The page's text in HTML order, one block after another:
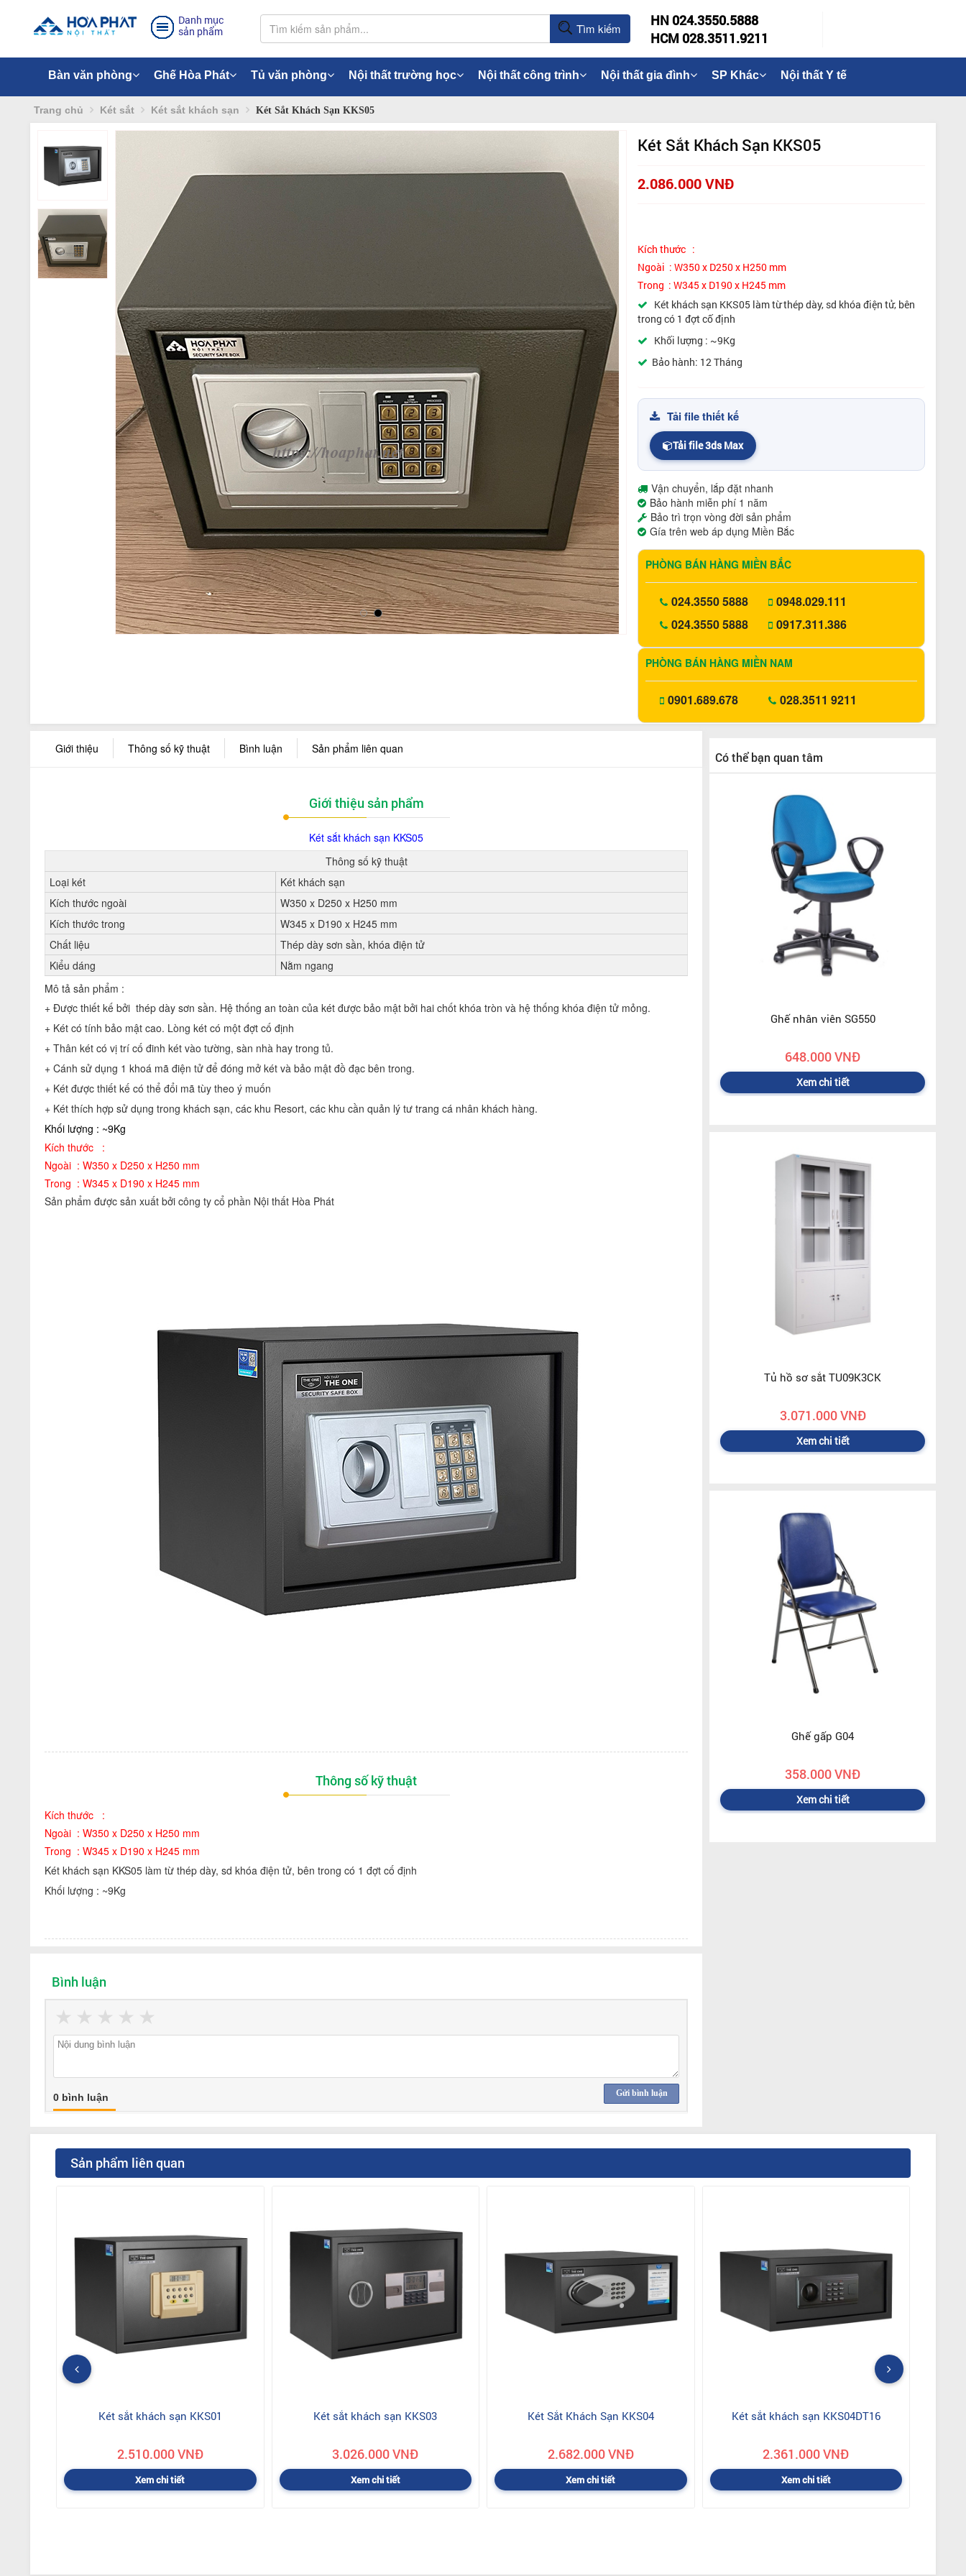
Danh mục
sản phẩm
Tìm kiếm
HN 024.3550.5888
HCM 028.3511.9211
Bàn văn phòng Ghế Hòa Phát Tủ văn phòng Nội thất trường học Nội thất công trình Nội thất gia đình SP Khác Nội thất Y tế
Trang chủ Két sắt Két sắt khách sạn Két Sắt Khách Sạn KKS05
Két Sắt Khách Sạn KKS05
2.086.000 VNĐ
Kích thước :
Ngoài : W350 x D250 x H250 mm
Trong : W345 x D190 x H245 mm
Két khách sạn KKS05 làm từ thép dày, sd khóa điện tử, bên
trong có 1 đợt cố định
Khối lượng : ~9Kg
Bảo hành: 12 Tháng
Tải file thiết kế
Tải file 3ds Max
Vận chuyển, lắp đặt nhanh
Bảo hành miễn phí 1 năm
Bảo trì trọn vòng đời sản phẩm
Gía trên web áp dụng Miền Bắc
PHÒNG BÁN HÀNG MIỀN BẮC
024.3550 5888
024.3550 5888
0948.029.111
0917.311.386
PHÒNG BÁN HÀNG MIỀN NAM
0901.689.678 028.3511 9211
Giới thiệu Thông số kỹ thuật Bình luận Sản phẩm liên quan
Giới thiệu sản phẩm
Két sắt khách sạn KKS05
Thông số kỹ thuật
Loại két
Két khách sạn
Kích thước ngoài
W350 x D250 x H250 mm
Kích thước trong
W345 x D190 x H245 mm
Chất liệu
Thép dày sơn sần, khóa điện tử
Kiểu dáng
Nằm ngang
Mô tả sản phẩm :
+ Được thiết kế bởi thép dày sơn sần. Hệ thống an toàn của két được bảo mật bởi hai chốt khóa tròn và hệ thống khóa điện tử mỏng.
+ Két có tính bảo mật cao. Lòng két có một đợt cố định
+ Thân két có vị trí cố đinh két vào tường, sàn nhà hay trong tủ.
+ Cánh sử dụng 1 khoá mã điện tử để đóng mở két và bảo mật đồ đạc bên trong.
+ Két được thiết kế có thể đổi mã tùy theo ý muốn
+ Két thích hợp sử dụng trong khách sạn, các khu Resort, các khu cần quản lý tư trang cá nhân khách hàng.
Khối lượng : ~9Kg
Kích thước :
Ngoài : W350 x D250 x H250 mm
Trong : W345 x D190 x H245 mm
Sản phẩm được sản xuất bởi công ty cổ phần Nội thất Hòa Phát
Thông số kỹ thuật
Kích thước :
Ngoài : W350 x D250 x H250 mm
Trong : W345 x D190 x H245 mm
Két khách sạn KKS05 làm từ thép dày, sd khóa điện tử, bên trong có 1 đợt cố định
Khối lượng : ~9Kg
Bình luận
★
★
★
★
★
Gửi bình luận
0 bình luận
Có thể bạn quan tâm
Ghế nhân viên SG550
648.000 VNĐ
Xem chi tiết
Tủ hồ sơ sắt TU09K3CK
3.071.000 VNĐ
Xem chi tiết
Ghế gấp G04
358.000 VNĐ
Xem chi tiết
Sản phẩm liên quan
Két sắt khách sạn KKS01
2.510.000 VNĐ
Xem chi tiết
Két sắt khách sạn KKS03
3.026.000 VNĐ
Xem chi tiết
Két Sắt Khách Sạn KKS04
2.682.000 VNĐ
Xem chi tiết
Két sắt khách sạn KKS04DT16
2.361.000 VNĐ
Xem chi tiết